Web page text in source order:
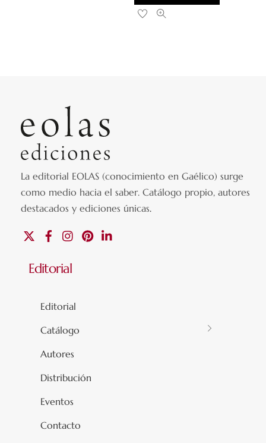
La editorial EOLAS (conocimiento en Gaélico) surge
como medio hacia el saber.Catálogo propio, autores
destacados y ediciones únicas.
FacebookInstagramPinterest
Editorial
Editorial
Catálogo
Autores
Distribución
Eventos
Contacto